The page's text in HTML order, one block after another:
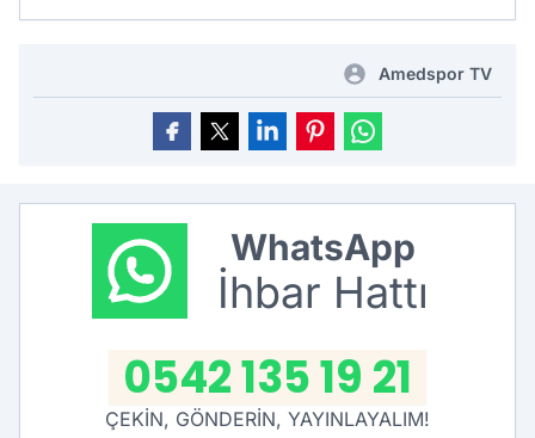
Amedspor TV
WhatsApp
İhbar Hattı
0542 135 19 21
ÇEKİN, GÖNDERİN, YAYINLAYALIM!